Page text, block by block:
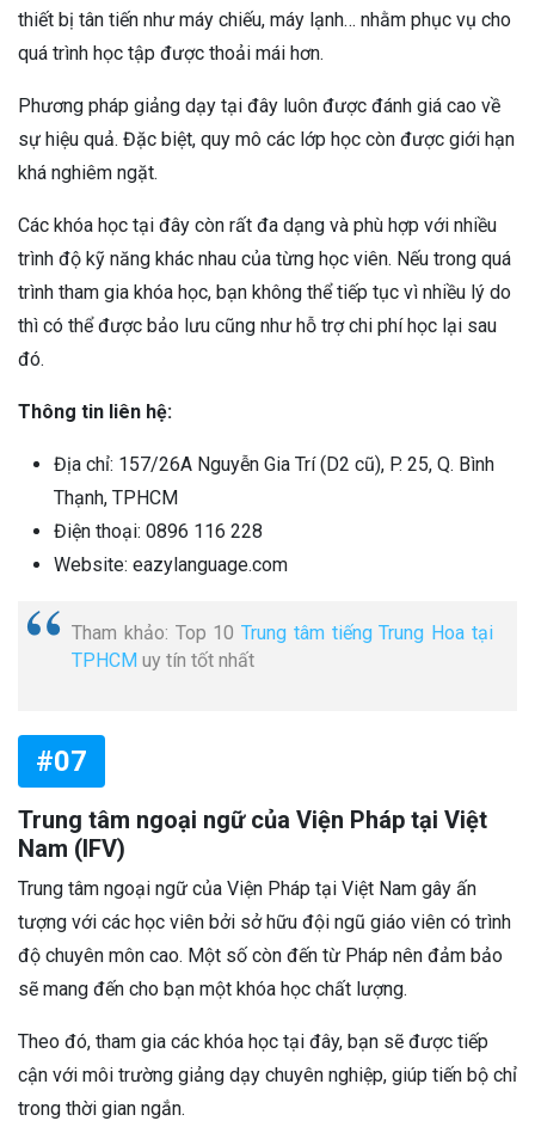
thiết bị tân tiến như máy chiếu, máy lạnh… nhằm phục vụ cho
quá trình học tập được thoải mái hơn.
Phương pháp giảng dạy tại đây luôn được đánh giá cao về
sự hiệu quả. Đặc biệt, quy mô các lớp học còn được giới hạn
khá nghiêm ngặt.
Các khóa học tại đây còn rất đa dạng và phù hợp với nhiều
trình độ kỹ năng khác nhau của từng học viên. Nếu trong quá
trình tham gia khóa học, bạn không thể tiếp tục vì nhiều lý do
thì có thể được bảo lưu cũng như hỗ trợ chi phí học lại sau
đó.
Thông tin liên hệ:
Địa chỉ: 157/26A Nguyễn Gia Trí (D2 cũ), P. 25, Q. Bình
Thạnh, TPHCM
Điện thoại: 0896 116 228
Website: eazylanguage.com
Tham khảo: Top 10Trung tâm tiếng Trung Hoa tại
TPHCM uy tín tốt nhất
#07
Trung tâm ngoại ngữ của Viện Pháp tại Việt
Nam (IFV)
Trung tâm ngoại ngữ của Viện Pháp tại Việt Nam gây ấn
tượng với các học viên bởi sở hữu đội ngũ giáo viên có trình
độ chuyên môn cao. Một số còn đến từ Pháp nên đảm bảo
sẽ mang đến cho bạn một khóa học chất lượng.
Theo đó, tham gia các khóa học tại đây, bạn sẽ được tiếp
cận với môi trường giảng dạy chuyên nghiệp, giúp tiến bộ chỉ
trong thời gian ngắn.